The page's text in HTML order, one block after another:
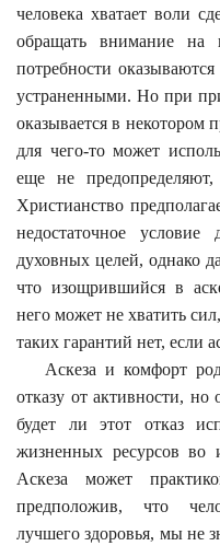
человека хватает воли
обращать внимание на
потребности
устраненными. Но при
оказывается в некотором
для чего-то может
еще не
Христианство
недостаточное условие
духовных целей, однако
что изощрившийся в
него может не хватить
таких гарантий нет, если
Аскеза и комфорт
отказу от активности,
будет ли этот отказ
жизненных ресурсов во
Аскеза может
предположив, что
лучшего здоровья, мы не